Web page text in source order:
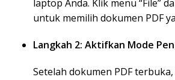
laptop Anda. Klik menu “File”
untuk memilih dokumen PDF
Langkah 2: Aktifkan Mode
Setelah dokumen PDF